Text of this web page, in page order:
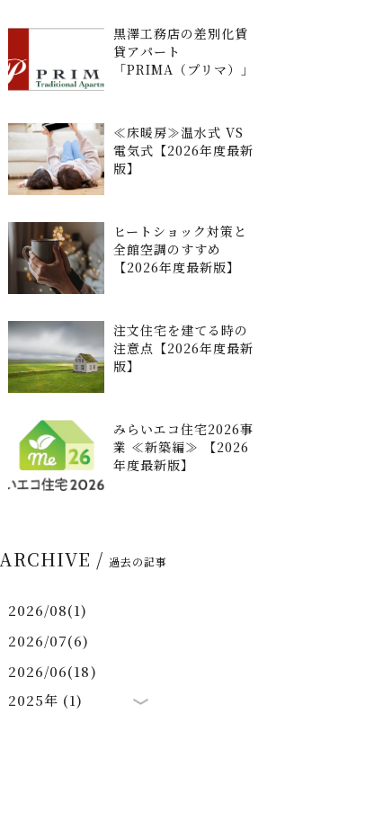
黒澤工務店の差別化賃
貸アパート
「PRIMA（プリマ）」
≪床暖房≫温水式 VS
電気式【2026年度最新
版】
ヒートショック対策と
全館空調のすすめ
【2026年度最新版】
注文住宅を建てる時の
注意点【2026年度最新
版】
みらいエコ住宅2026事
業 ≪新築編≫ 【2026
年度最新版】
ARCHIVE / 過去の記事
2026/08(1)
2026/07(6)
2026/06(18)
2025年 (1)